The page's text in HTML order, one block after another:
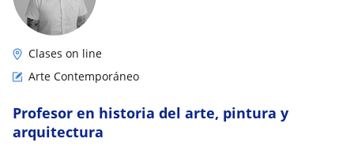
Clases on line
Arte Contemporáneo
Profesor en historia del arte, pintura y
arquitectura